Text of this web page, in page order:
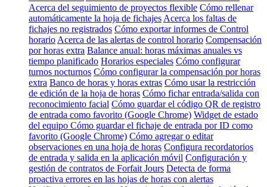
Acerca del seguimiento de proyectos flexible Cómo rellenar
automáticamente la hoja de fichajes Acerca los faltas de
fichajes no registrados Cómo exportar informes de Control
horario Acerca de las alertas de control horario Compensación
por horas extra Balance anual: horas máximas anuales vs
tiempo planificado Horarios especiales Cómo configurar
turnos nocturnos Cómo configurar la compensación por horas
extra Banco de horas y horas extras Cómo usar la restricción
de edición de la hoja de horas Cómo fichar entrada/salida con
reconocimiento facial Cómo guardar el código QR de registro
de entrada como favorito (Google Chrome) Widget de estado
del equipo Cómo guardar el fichaje de entrada por ID como
favorito (Google Chrome) Cómo agregar o editar
observaciones en una hoja de horas Configura recordatorios
de entrada y salida en la aplicación móvil Configuración y
gestión de contratos de Forfait Jours Detecta de forma
proactiva errores en las hojas de horas con alertas